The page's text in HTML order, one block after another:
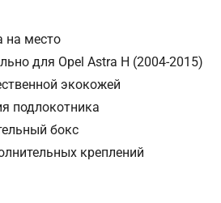
персональных данных
согласия на обработку ваших
целях исполнения запроса введите
на место
для Opel Astra H (2004-2015)
экокожей
подлокотника
бокс
креплений